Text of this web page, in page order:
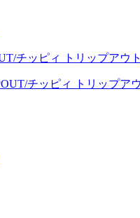
チッピィ トリップアウト